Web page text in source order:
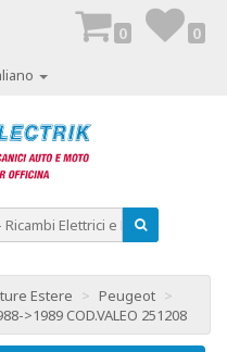
0 0
Estere > Peugeot >
>1989 COD.VALEO 251208